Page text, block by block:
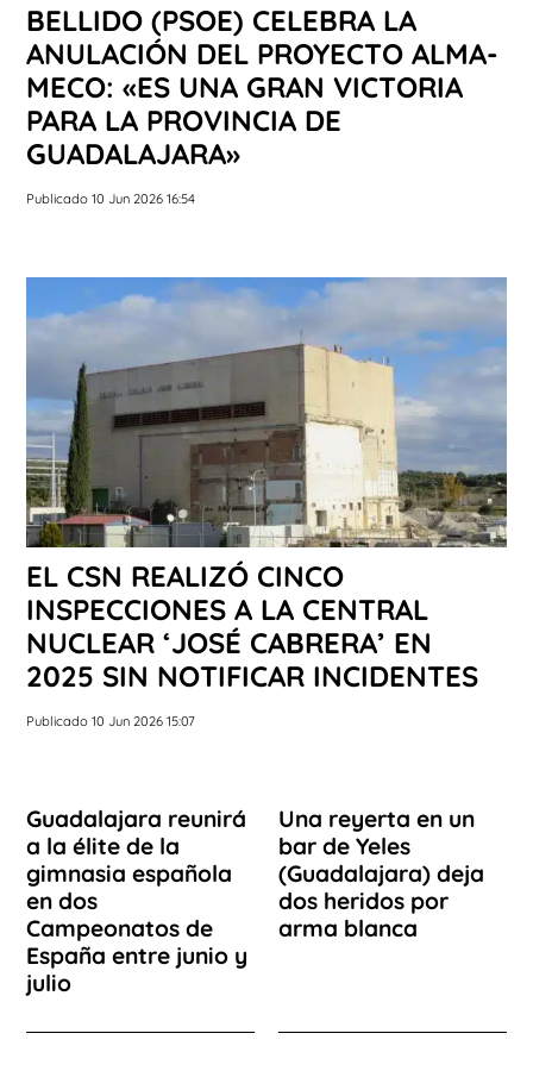
BELLIDO (PSOE) CELEBRA LA
ANULACIÓN DEL PROYECTO ALMA-
MECO: «ES UNA GRAN VICTORIA
PARA LA PROVINCIA DE
GUADALAJARA»
Publicado 10 Jun 2026 16:54
EL CSN REALIZÓ CINCO
INSPECCIONES A LA CENTRAL
NUCLEAR ‘JOSÉ CABRERA’ EN
2025 SIN NOTIFICAR INCIDENTES
Publicado 10 Jun 2026 15:07
Guadalajara reunirá
a la élite de la
gimnasia española
en dos
Campeonatos de
España entre junio y
julio
Una reyerta en un
bar de Yeles
(Guadalajara) deja
dos heridos por
arma blanca